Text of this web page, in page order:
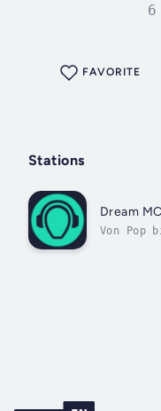
FAVORITE
Stations
Dream MC
Von Pop